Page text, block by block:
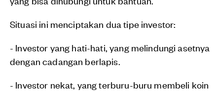
Situasi ini menciptakan dua tipe investor:
- Investor yang hati-hati, yang melindungi asetnya
dengan cadangan berlapis.
- Investor nekat, yang terburu-buru membeli koin